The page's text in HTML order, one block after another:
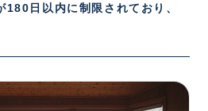
180日以内に制限されており、